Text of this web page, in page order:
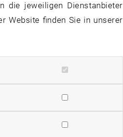
die jeweiligen Dienstanbieter
Website finden Sie in unserer